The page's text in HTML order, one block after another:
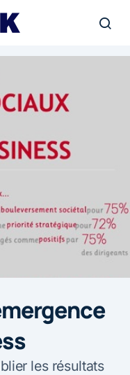
les résultats